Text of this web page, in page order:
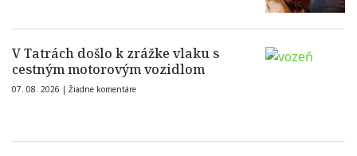
V Tatrách došlo k zrážke vlaku s
cestným motorovým vozidlom
07. 08. 2026 | Žiadne komentáre